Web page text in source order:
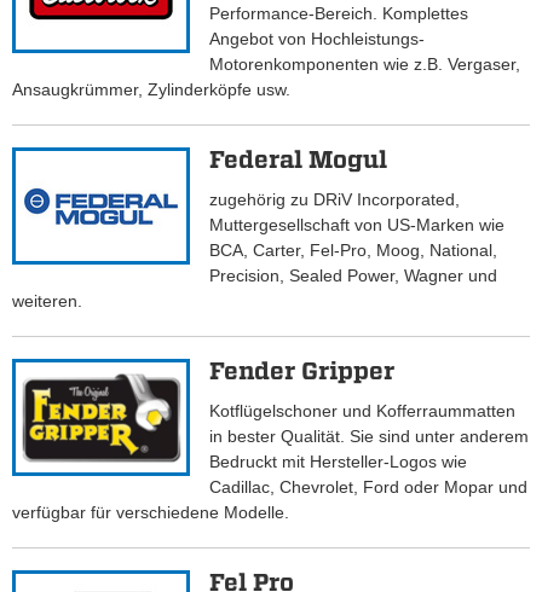
Performance-Bereich. Komplettes
Angebot von Hochleistungs-
Motorenkomponenten wie z.B. Vergaser,
Ansaugkrümmer, Zylinderköpfe usw.
Federal Mogul
zugehörig zu DRiV Incorporated,
Muttergesellschaft von US-Marken wie
BCA, Carter, Fel-Pro, Moog, National,
Precision, Sealed Power, Wagner und
weiteren.
Fender Gripper
Kotflügelschoner und Kofferraummatten
in bester Qualität. Sie sind unter anderem
Bedruckt mit Hersteller-Logos wie
Cadillac, Chevrolet, Ford oder Mopar und
verfügbar für verschiedene Modelle.
Fel Pro